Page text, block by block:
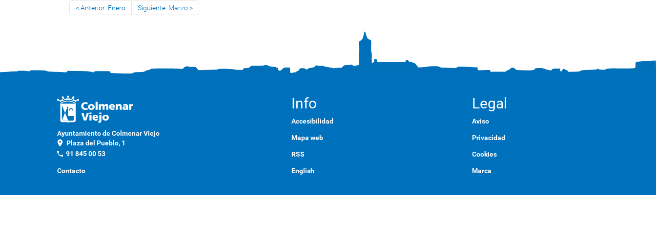
Anterior: Enero Siguiente: Marzo
Ayuntamiento de Colmenar Viejo
location_on Plaza del Pueblo, 1
phone 91 845 00 53
Contacto
Info
Accesibilidad
Mapa web
RSS
English
Legal
Aviso
Privacidad
Cookies
Marca